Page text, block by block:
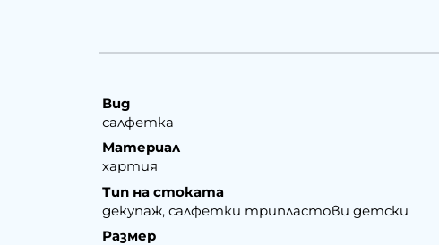
Вид
салфетка
Материал
хартия
Тип на стоката
декупаж, салфетки трипластови детски
Размер